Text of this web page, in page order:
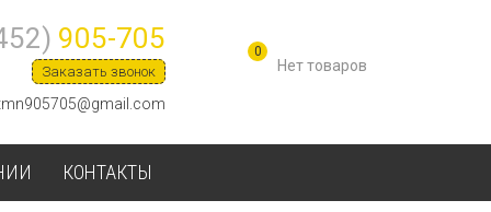
905-705
Заказать звонок
0
КОНТАКТЫ